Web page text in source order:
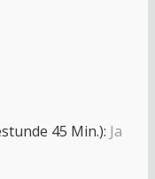
45 Min.): Ja